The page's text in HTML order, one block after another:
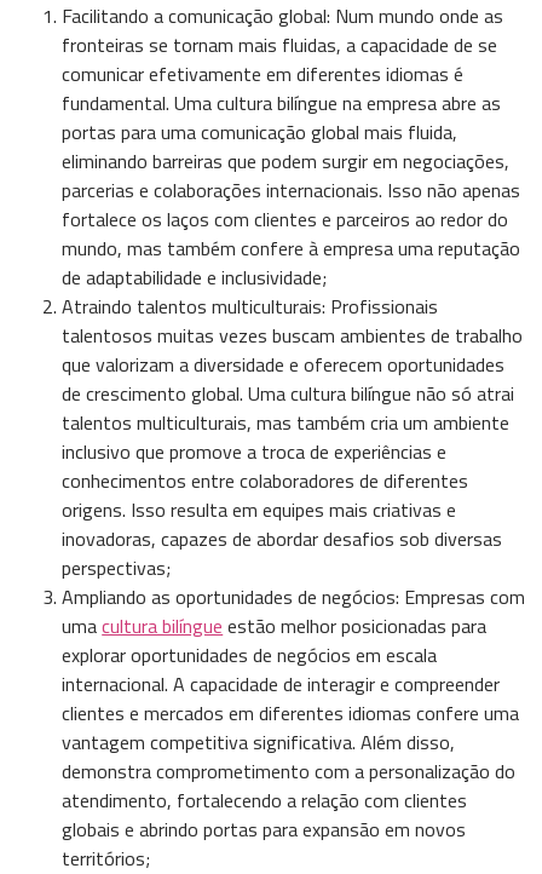
Facilitando a comunicação global: Num mundo onde as
fronteiras se tornam mais fluidas, a capacidade de se
comunicar efetivamente em diferentes idiomas é
fundamental. Uma cultura bilíngue na empresa abre as
portas para uma comunicação global mais fluida,
eliminando barreiras que podem surgir em negociações,
parcerias e colaborações internacionais. Isso não apenas
fortalece os laços com clientes e parceiros ao redor do
mundo, mas também confere à empresa uma reputação
de adaptabilidade e inclusividade;
Atraindo talentos multiculturais: Profissionais
talentosos muitas vezes buscam ambientes de trabalho
que valorizam a diversidade e oferecem oportunidades
de crescimento global. Uma cultura bilíngue não só atrai
talentos multiculturais, mas também cria um ambiente
inclusivo que promove a troca de experiências e
conhecimentos entre colaboradores de diferentes
origens. Isso resulta em equipes mais criativas e
inovadoras, capazes de abordar desafios sob diversas
perspectivas;
Ampliando as oportunidades de negócios: Empresas com
umacultura bilíngue estão melhor posicionadas para
explorar oportunidades de negócios em escala
internacional. A capacidade de interagir e compreender
clientes e mercados em diferentes idiomas confere uma
vantagem competitiva significativa. Além disso,
demonstra comprometimento com a personalização do
atendimento, fortalecendo a relação com clientes
globais e abrindo portas para expansão em novos
territórios;